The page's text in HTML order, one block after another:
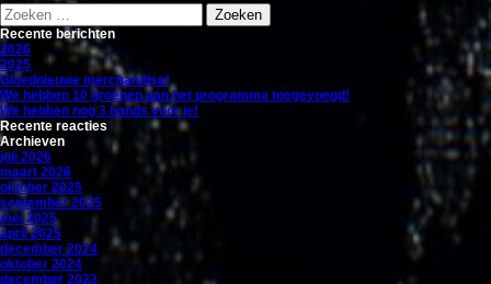
Zoeken
naar:
Recente berichten
2026
2025
Gloednieuwe merchandise!
We hebben 10 groepen aan het programma toegevoegd!
We hebben nog 3 bands voor je!
Recente reacties
Archieven
juli 2026
maart 2026
oktober 2025
september 2025
mei 2025
april 2025
december 2024
oktober 2024
december 2023